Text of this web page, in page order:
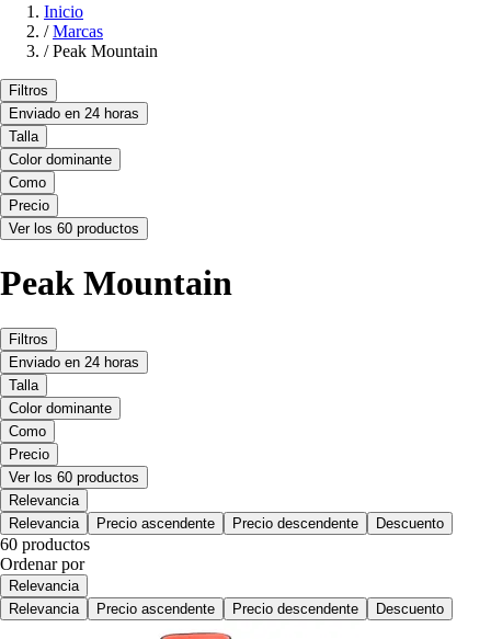
Inicio
/ Marcas
/ Peak Mountain
Filtros
Enviado en 24 horas
Talla
Color dominante
Como
Precio
Ver los 60 productos
Peak Mountain
Filtros
Enviado en 24 horas
Talla
Color dominante
Como
Precio
Ver los 60 productos
Relevancia
Relevancia
Precio ascendente Precio descendente Descuento
60 productos
Ordenar por
Relevancia
Relevancia
Precio ascendente Precio descendente Descuento